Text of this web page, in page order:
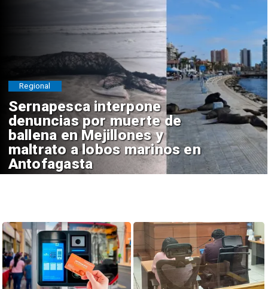
Sernapesca interpone
denuncias por muerte de
ballena en Mejillones y
maltrato a lobos marinos en
Antofagasta
Regional